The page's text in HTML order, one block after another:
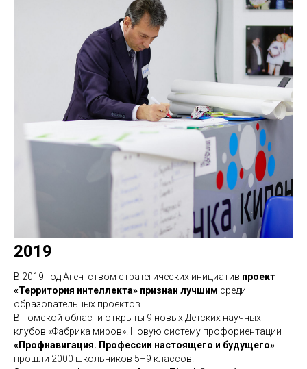
2019
В 2019 год Агентством стратегических инициатив проект
«Территория интеллекта» признан лучшим среди
образовательных проектов.
В Томской области открыты 9 новых Детских научных
клубов «Фабрика миров». Новую систему профориентации
«Профнавигация. Профессии настоящего и будущего»
прошли 2000 школьников 5–9 классов.